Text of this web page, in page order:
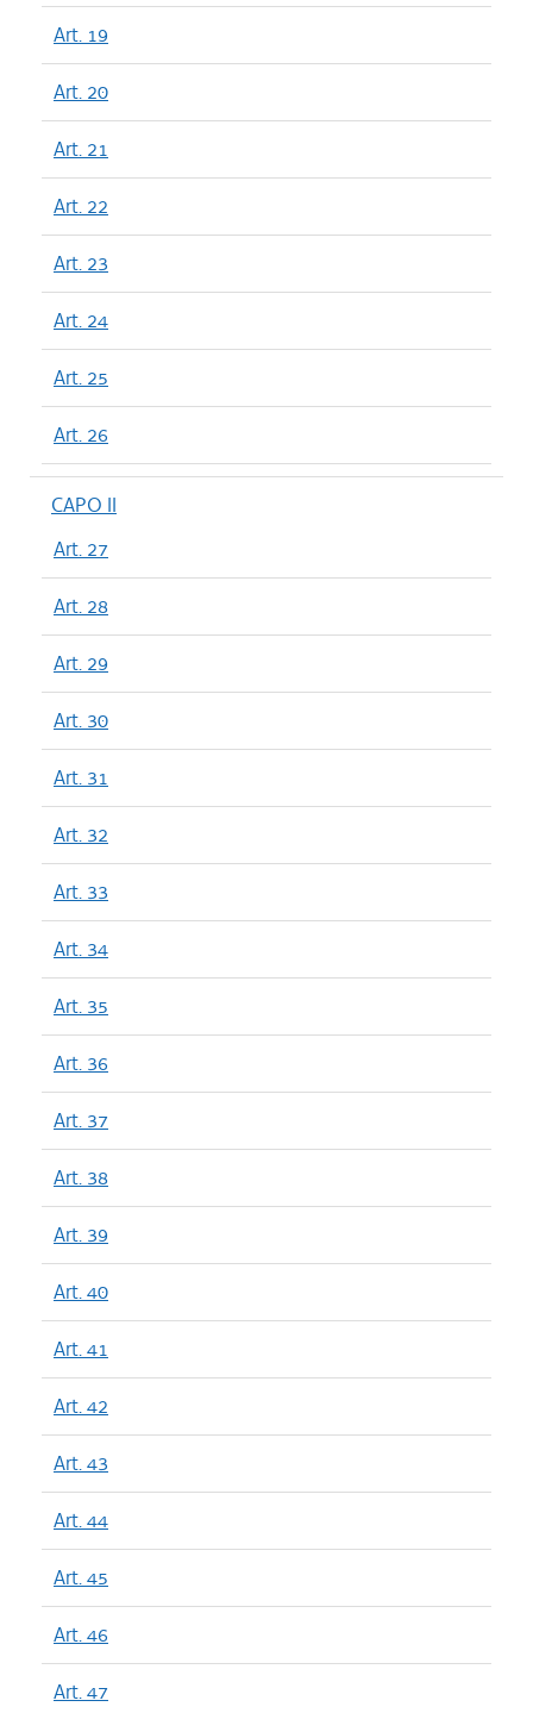
Art. 19
Art. 20
Art. 21
Art. 22
Art. 23
Art. 24
Art. 25
Art. 26
CAPO II
Art. 27
Art. 28
Art. 29
Art. 30
Art. 31
Art. 32
Art. 33
Art. 34
Art. 35
Art. 36
Art. 37
Art. 38
Art. 39
Art. 40
Art. 41
Art. 42
Art. 43
Art. 44
Art. 45
Art. 46
Art. 47